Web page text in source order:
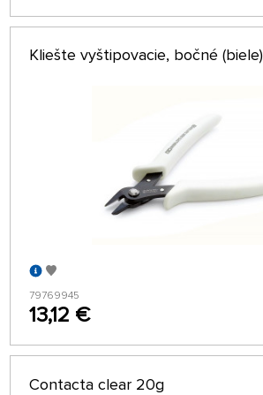
Kliešte vyštipovacie, bočné (biele)
79769945
13,12 €
Contacta clear 20g